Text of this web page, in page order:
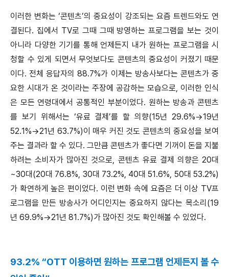
이러한 변화는 ‘콘텐츠’의 중요성이 강조되는 요즘 트렌드와도 연
결된다. 집에서 TV로 그때 그때 방영하는 프로그램을 보는 것이
아니라 다양한 기기를 통해 언제든지 내가 원하는 프로그램을 시
청할 수 있게 되면서 무엇보다도 콘텐츠의 중요성이 커졌기 때문
이다. 전체 응답자의 88.7%가 이제는 방송사보다는 콘텐츠가 중
요한 시대가 온 것이라는 주장에 공감하는 모습으로, 이러한 인식
은 모든 연령대에서 공통적인 부분이었다. 원하는 방송과 콘텐츠
를 보기 위해서는 ‘유료 결제’를 할 의향(15년 29.6%→19년
52.1%→21년 63.7%)이 매우 커진 것도 콘텐츠의 중요성을 보여
주는 결과라 할 수 있다. 그만큼 콘텐츠가 좋다면 기꺼이 돈을 지불
하려는 소비자가 많아진 것으로, 콘텐츠 유료 결제 의향은 20대
~30대(20대 76.8%, 30대 73.2%, 40대 51.6%, 50대 53.2%)
가 확연하게 높은 편이었다. 이런 변화 속에 요즘은 더 이상 TV프
로그램을 만든 방송사가 어디인지는 중요하지 않다는 목소리(19
년 69.9%→21년 81.7%)가 많아진 것도 확인해볼 수 있었다.
93.2% “OTT 이용하면 원하는 프로그램 언제든지 볼 수